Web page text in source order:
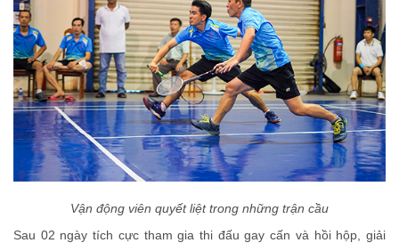
Vận động viên quyết liệt trong những trận cầu
Sau 02 ngày tích cực tham gia thi đấu gay cấn và hồi hộp, giải